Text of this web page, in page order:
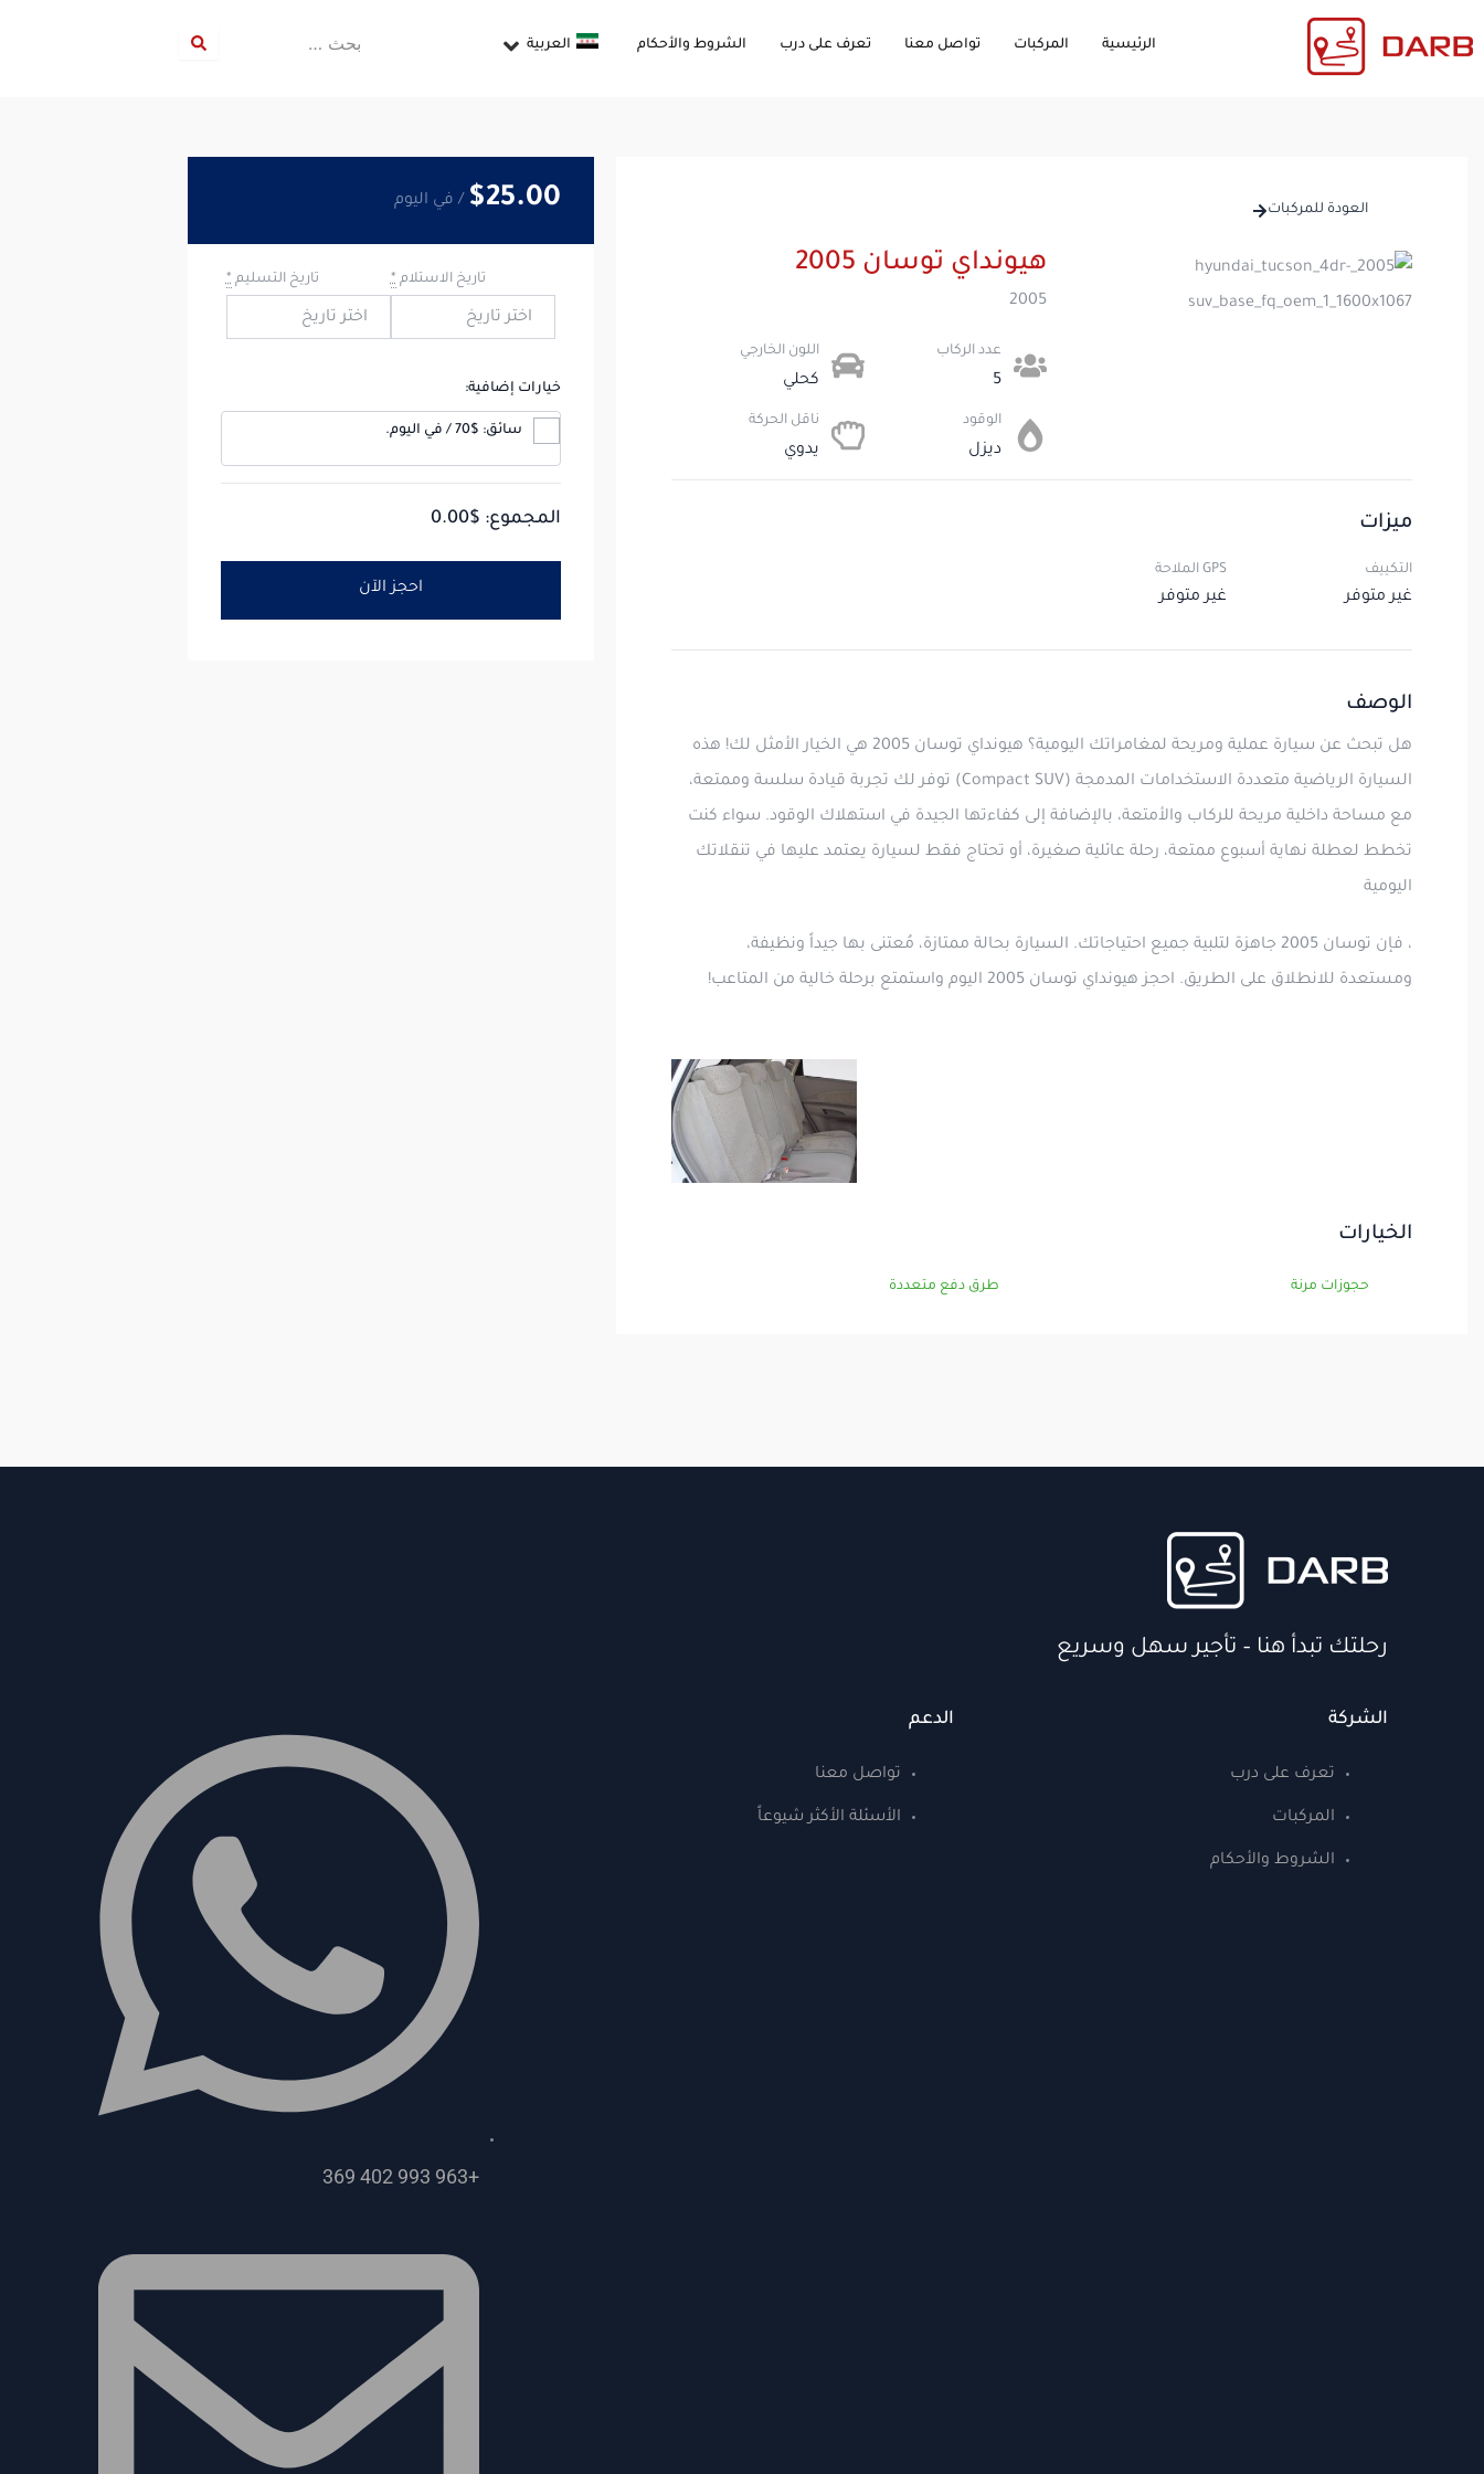
الرئيسية المركبات تواصل معنا تعرف على درب الشروط والأحكام العربية
…
العودة للمركبات
هيونداي توسان 2005
2005
عدد الركاب​
5
اللون الخارجي
كحلي
الوقود
ديزل
ناقل الحركة
يدوي
ميزات
التكييف
غير متوفر
GPS الملاحة
غير متوفر
الوصف
هل تبحث عن سيارة عملية ومريحة لمغامراتك اليومية؟ هيونداي توسان 2005 هي الخيار الأمثل لك! هذه
السيارة الرياضية متعددة الاستخدامات المدمجة (Compact SUV) توفر لك تجربة قيادة سلسة وممتعة،
مع مساحة داخلية مريحة للركاب والأمتعة، بالإضافة إلى كفاءتها الجيدة في استهلاك الوقود. سواء كنت
تخطط لعطلة نهاية أسبوع ممتعة، رحلة عائلية صغيرة، أو تحتاج فقط لسيارة يعتمد عليها في تنقلاتك
اليومية
، فإن توسان 2005 جاهزة لتلبية جميع احتياجاتك. السيارة بحالة ممتازة، مُعتنى بها جيداً ونظيفة،
ومستعدة للانطلاق على الطريق. احجز هيونداي توسان 2005 اليوم واستمتع برحلة خالية من المتاعب!
الخيارات
حجوزات مرنة طرق دفع متعددة
$25.00 / في اليوم
تاريخ الاستلام * تاريخ التسليم *
خيارات إضافية:
سائق: $70 / في اليوم.
المجموع: $0.00
احجز الآن
رحلتك تبدأ هنا – تأجير سهل وسريع
الشركة
تعرف على درب
المركبات
الشروط والأحكام
الدعم
تواصل معنا
الأسئلة الأكثر شيوعاً
+963 993 402 369